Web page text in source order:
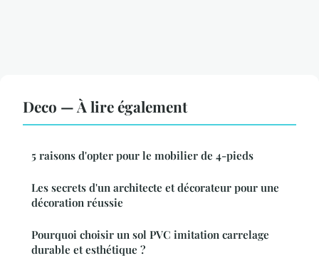
Deco — À lire également
5 raisons d'opter pour le mobilier de 4-pieds
Les secrets d'un architecte et décorateur pour une
décoration réussie
Pourquoi choisir un sol PVC imitation carrelage
durable et esthétique ?